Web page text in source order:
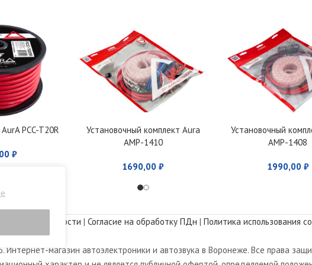
PCC-T20R
₽
Установочный комплект Aura
AMP-1410
1690,00₽
Установочный
AMP-1408
1990,00 ₽
| Согласие на обработку ПДн | Политика использования
Интернет-магазин автоэлектроники и автозвука в Воронеже. Все права